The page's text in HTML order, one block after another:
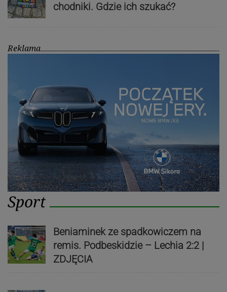
chodniki. Gdzie ich szukać?
Reklama
Sport
Beniaminek ze spadkowiczem na
remis. Podbeskidzie – Lechia 2:2 |
ZDJĘCIA